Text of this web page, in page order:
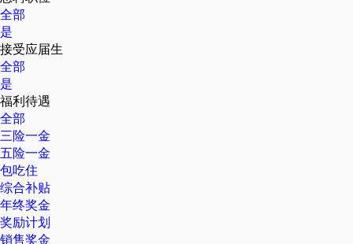
全部
是
接受应届生
全部
是
福利待遇
全部
三险一金
五险一金
包吃住
综合补贴
年终奖金
奖励计划
销售奖金